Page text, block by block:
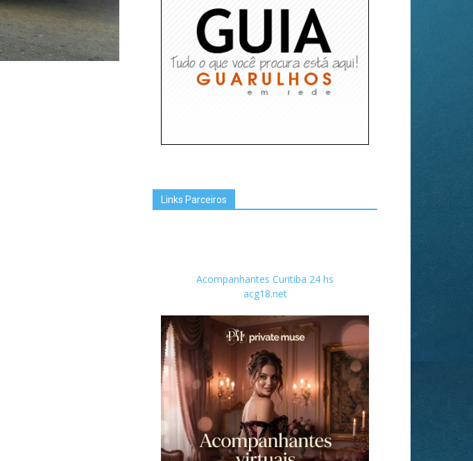
Links Parceiros
Acompanhantes Curitiba 24 hs
acg18.net